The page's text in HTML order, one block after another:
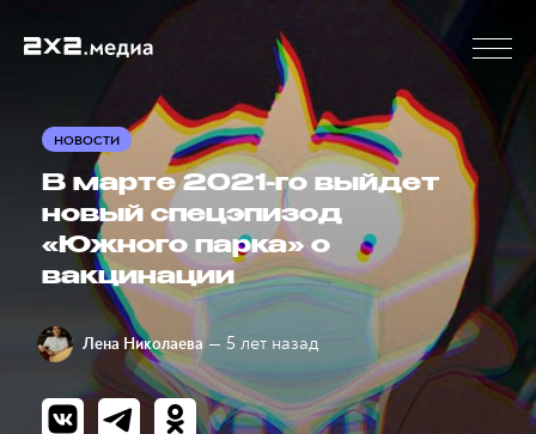
НОВОСТИ
В марте 2021-го выйдет
новый спецэпизод
«Южного парка» о
вакцинации
Лена Николаева — 5 лет назад